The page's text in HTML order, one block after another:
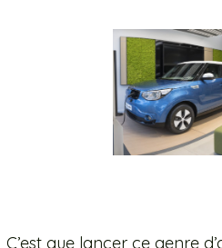
C’est que lancer ce genre